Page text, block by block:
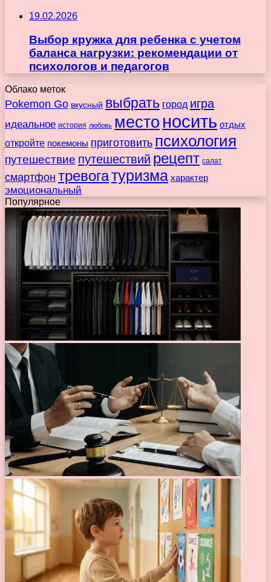
19.02.2026
Выбор кружка для ребенка с учетом
баланса нагрузки: рекомендации от
психологов и педагогов
Облако меток
Pokemon Go вкусный выбрать город игра
идеальное история любовь место носить отдых
откройте покемоны приготовить психология
путешествие путешествий рецепт салат
смартфон тревогатуризма характер
эмоциональный
Популярное